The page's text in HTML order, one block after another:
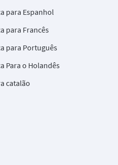
para Espanhol
para Francês
para Português
Para o Holandês
catalão